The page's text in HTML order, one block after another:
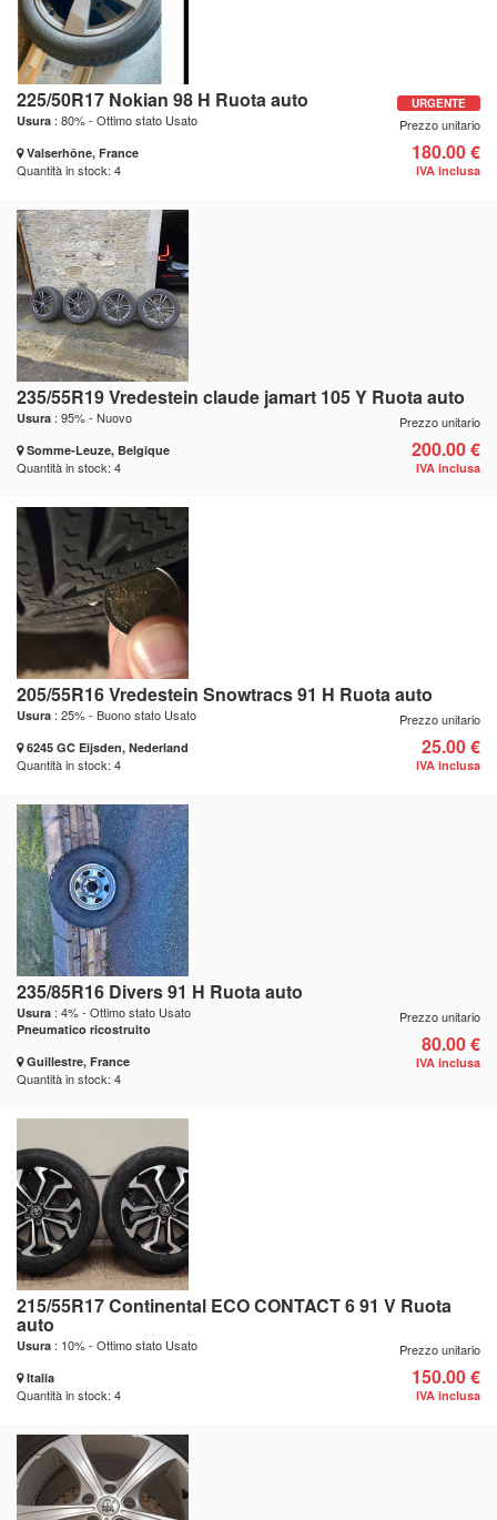
225/50R17 Nokian 98 H Ruota auto
Usura : 80% - Ottimo stato Usato
Valserhône, France
Quantità in stock: 4
URGENTE
Prezzo unitario
180.00 €
IVA inclusa
235/55R19 Vredestein claude jamart 105 Y Ruota auto
Usura : 95% - Nuovo
Somme-Leuze, Belgique
Quantità in stock: 4
Prezzo unitario
200.00 €
IVA inclusa
205/55R16 Vredestein Snowtracs 91 H Ruota auto
Usura : 25% - Buono stato Usato
6245 GC Eijsden, Nederland
Quantità in stock: 4
Prezzo unitario
25.00 €
IVA inclusa
235/85R16 Divers 91 H Ruota auto
Usura : 4% - Ottimo stato Usato
Pneumatico ricostruito
Guillestre, France
Quantità in stock: 4
Prezzo unitario
80.00 €
IVA inclusa
215/55R17 Continental ECO CONTACT 6 91 V Ruota
auto
Usura : 10% - Ottimo stato Usato
Italia
Quantità in stock: 4
Prezzo unitario
150.00 €
IVA inclusa